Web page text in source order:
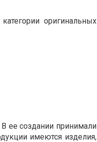
оригинальных
В ее создании принимали
имеются изделия,